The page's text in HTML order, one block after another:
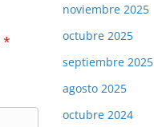
*
noviembre 2025
octubre 2025
septiembre 2025
agosto 2025
octubre 2024